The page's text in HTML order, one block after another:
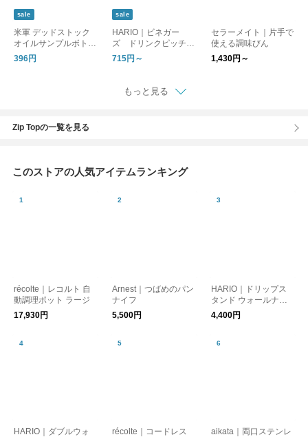
sale
米軍 デッドストック
オイルサンプルボトル
(1個)/ミリタリー
396円
sale
HARIO｜ビネガー
ズ ドリンクピッチャ
ー／フルーツポット
715円～
セラーメイト｜片手で
使える調味びん
1,430円～
もっと見る
Zip Topの一覧を見る
このストアの人気アイテムランキング
récolte｜レコルト 自
動調理ポット ラージ
17,930円
Arnest｜つばめのパン
ナイフ
5,500円
HARIO｜ドリップス
タンド ウォールナッ
ト
4,400円
HARIO｜ダブルウォ
récolte｜コードレス
aikata｜両口ステンレ